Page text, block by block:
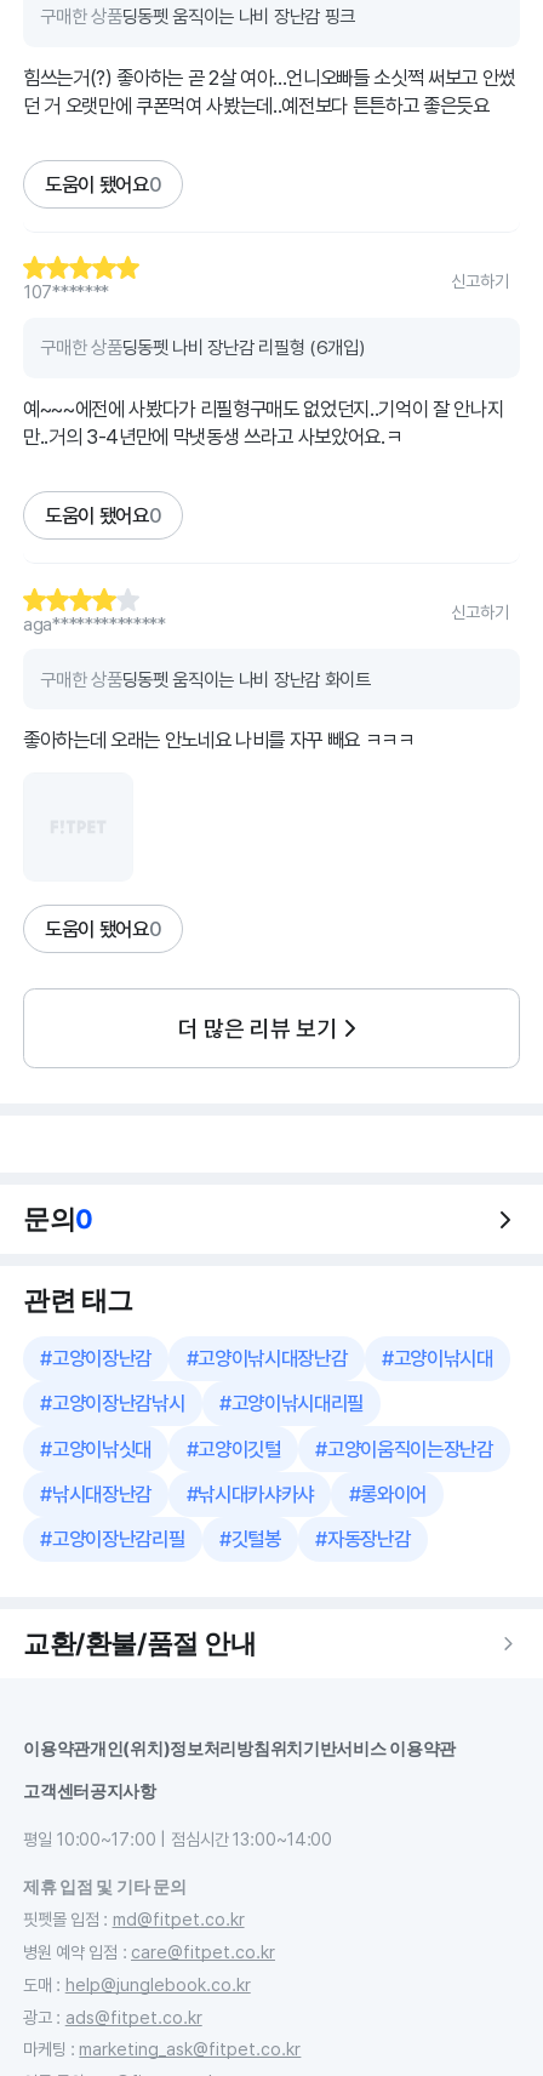
구매한 상품딩동펫 움직이는 나비 장난감 핑크
힘쓰는거(?) 좋아하는 곧 2살 여아...언니오빠들 소싯쩍 써보고 안썼
던 거 오랫만에 쿠폰먹여 사봤는데..예전보다 튼튼하고 좋은듯요
도움이 됐어요0
107*******
신고하기
구매한 상품딩동펫 나비 장난감 리필형 (6개입)
예~~~에전에 사봤다가 리필형구매도 없었던지..기억이 잘 안나지
만..거의 3-4년만에 막냇동생 쓰라고 사보았어요.ㅋ
도움이 됐어요0
aga**************
신고하기
구매한 상품딩동펫 움직이는 나비 장난감 화이트
좋아하는데 오래는 안노네요 나비를 자꾸 빼요 ㅋㅋㅋ
도움이 됐어요0
더 많은 리뷰 보기
문의0
관련 태그
#고양이장난감 #고양이낚시대장난감 #고양이낚시대
#고양이장난감낚시 #고양이낚시대리필
#고양이낚싯대 #고양이깃털 #고양이움직이는장난감
#낚시대장난감 #낚시대카샤카샤 #롱와이어
#고양이장난감리필 #깃털봉 #자동장난감
교환/환불/품절 안내
이용약관개인(위치)정보처리방침위치기반서비스 이용약관
고객센터공지사항
평일 10:00~17:00 | 점심시간 13:00~14:00
제휴 입점 및 기타 문의
핏펫몰 입점 : md@fitpet.co.kr
병원 예약 입점 : care@fitpet.co.kr
도매 : help@junglebook.co.kr
광고: ads@fitpet.co.kr
마케팅 : marketing_ask@fitpet.co.kr